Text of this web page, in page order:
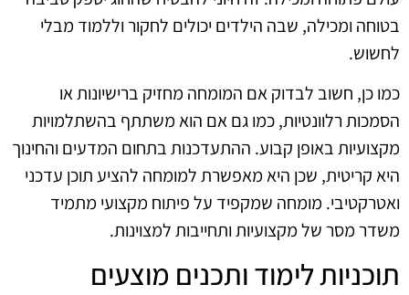
בטוחה ומכילה, שבה הילדים יכולים לחקור וללמוד מבלי
לחשוש.
כמו כן, חשוב לבדוק אם המומחה מחזיק ברישיונות או
הסמכות רלוונטיות, כמו גם אם הוא משתתף בהשתלמויות
מקצועיות באופן קבוע. ההתעדכנות בתחום המדעים והחינוך
היא קריטית, שכן היא מאפשרת למומחה להציע תוכן עדכני
ואטרקטיבי. מומחה שמקפיד על פיתוח מקצועי מתמיד
משדר מסר של מקצועיות ותחייבות למצוינות.
תוכניות לימוד ותכנים מוצעים